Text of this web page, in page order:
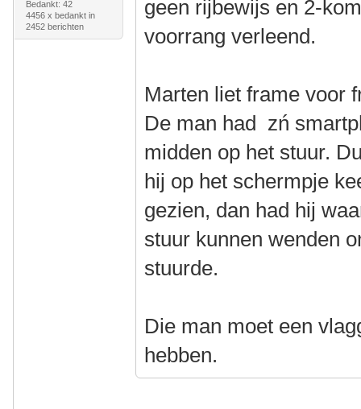
Bedankt: 42
4456 x bedankt in
2452 berichten
geen rijbewijs en 2-
voorrang verleend.
Marten liet frame voor
De man had zń
midden op het stuur.
hij op het schermpje
gezien, dan had hij
stuur kunnen wenden
stuurde.
Die man moet een
hebben.